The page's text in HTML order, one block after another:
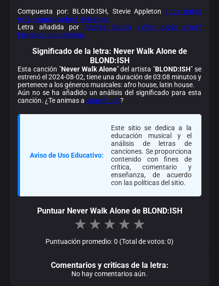
Compuesta por: BLOND:ISH, Stevie Appleton¿Los datos
están equivocados? Avísanos.
Letra añadida porAndrea Garcia
¿Viste algún error?
Envíanos una revisión.
Significado de la letra: Never Walk Alone de
BLOND:ISH
Esta canción "Never Walk Alone" del artista "BLOND:ISH" se
estrenó el 2024-08-02, tiene una duración de 03:08 minutos y
pertenece a los géneros musicales: afro house, latin house.
Aún no se ha añadido un análisis del significado para esta
canción. ¿Te animas a sugerir uno?
Aviso de Uso Educativo:
Este sitio se dedica a la
educación musical y el
análisis de letras de
canciones. Se proporciona
contenido con fines de
crítica, comentario y
enseñanza, de acuerdo
con las políticas del sitio.
Puntuar Never Walk Alone de BLOND:ISH
★ ★ ★ ★ ★
Puntuación promedio: 0 (Total de votos: 0)
Comentarios y criticas de la letra:
No hay comentarios aún.